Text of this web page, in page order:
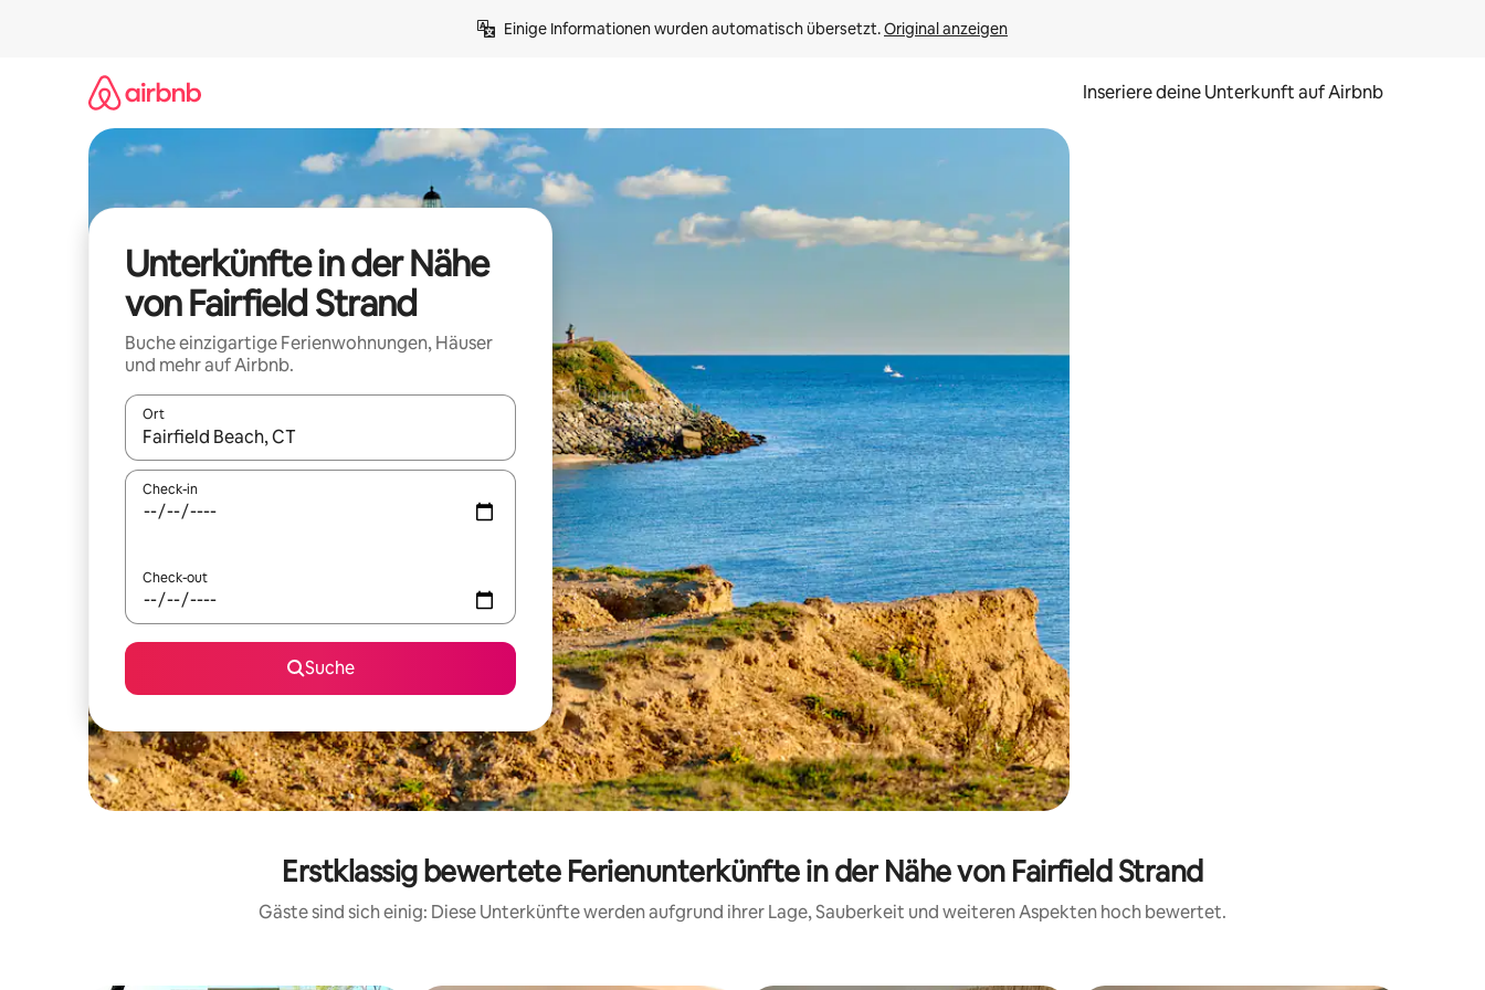
Einige Informationen wurden automatisch übersetzt. Original anzeigen
Inseriere deine Unterkunft auf Airbnb
Unterkünfte in der Nähe
von Fairfield Strand
Buche einzigartige Ferienwohnungen, Häuser
und mehr auf Airbnb.
Ort
Wenn Ergebnisse verfügbar sind, navigiere mit den Pfeiltasten nach oben und unten oder erkunde die Ergebnisse durch Berühren oder Wischgesten.
Check-in
Check-out
Suche
Erstklassig bewertete Ferienunterkünfte in der Nähe von Fairfield Strand
Gäste sind sich einig: Diese Unterkünfte werden aufgrund ihrer Lage, Sauberkeit und weiteren Aspekten hoch bewertet.